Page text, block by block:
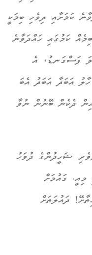
ކަމަށާއި ދިވެހި ބިމަކީ
ކަމުގައި ހައްދަވާނެ
ފަސްގަނޑު، އެ
އަބަދާ އަބަދު އެބަ
ދެކެން ބޭނުން ނުވާ
ޝަހީދުންގެ ދުވަހު
ގައުމަށް
ދައުލަތަށް